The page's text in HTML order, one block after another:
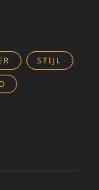
STIJL